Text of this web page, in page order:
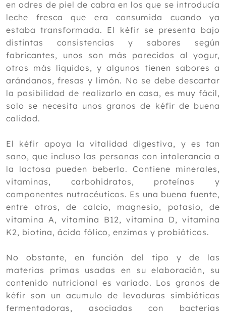
2019
2018
2017
2016
2015
2013
2012
en odres de piel de cabra en los que se introducía
leche fresca que era consumida cuando ya
estaba transformada. El kéfir se presenta bajo
distintas consistencias y sabores según
fabricantes, unos son más parecidos al yogur,
otros más líquidos, y algunos tienen sabores a
arándanos, fresas y limón. No se debe descartar
la posibilidad de realizarlo en casa, es muy fácil,
solo se necesita unos granos de kéfir de buena
calidad.
El kéfir apoya la vitalidad digestiva, y es tan
sano, que incluso las personas con intolerancia a
la lactosa pueden beberlo. Contiene minerales,
vitaminas, carbohidratos, proteínas y
componentes nutracéuticos. Es una buena fuente,
entre otros, de calcio, magnesio, potasio, de
vitamina A, vitamina B12, vitamina D, vitamina
K2, biotina, ácido fólico, enzimas y probióticos.
No obstante, en función del tipo y de las
materias primas usadas en su elaboración, su
contenido nutricional es variado. Los granos de
kéfir son un acumulo de levaduras simbióticas
fermentadoras, asociadas con bacterias